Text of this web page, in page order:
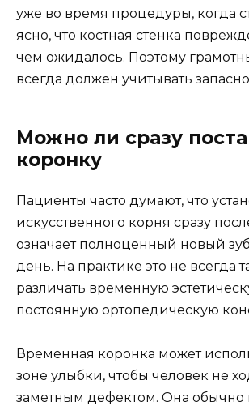
уже во время процедуры, когда
ясно, что костная стенка
чем ожидалось. Поэтому
всегда должен учитывать
Можно ли сразу
коронку
Пациенты часто думают, что
искусственного корня сразу
означает полноценный новый
день. На практике это не всегда
различать временную
постоянную ортопедическую
Временная коронка может
зоне улыбки, чтобы человек не
заметным дефектом. Она обычно